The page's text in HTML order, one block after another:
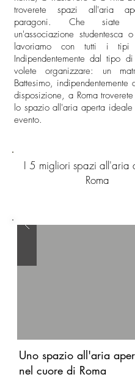
troverete spazi all'aria
paragoni. Che siate
un'associazione studentesca
lavoriamo con tutti i
Indipendentemente dal tipo
volete organizzare: un
Battesimo, indipendentemente
disposizione, a Roma troverete
lo spazio all'aria aperta
evento.
I 5 migliori spazi all'aria
Roma
Uno spazio all'aria
nel cuore di Roma